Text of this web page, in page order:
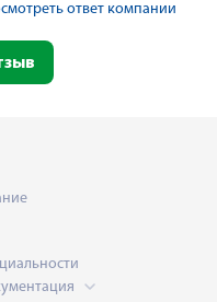
ответ компании